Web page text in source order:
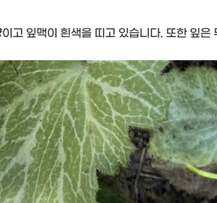
고 잎맥이 흰색을 띠고 있습니다. 또한 잎은